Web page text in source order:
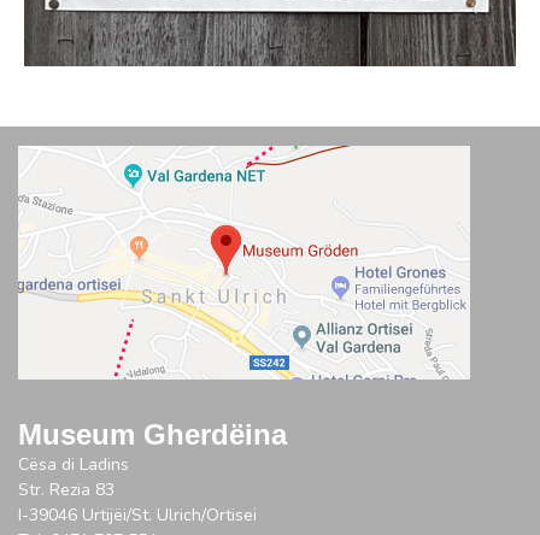
Museum Gherdëina
Cësa di Ladins
Str. Rezia 83
I-39046 Urtijëi/St. Ulrich/Ortisei